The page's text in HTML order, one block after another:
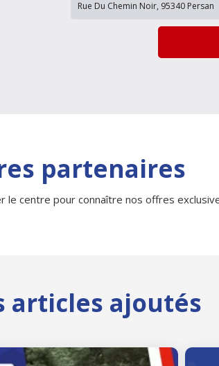
partenaires
le centre pour connaître nos offres
articles ajoutés